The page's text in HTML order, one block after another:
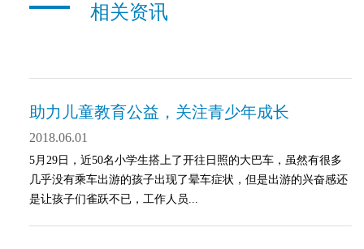
相关资讯
助力儿童教育公益，关注青少年成长
2018.06.01
5月29日，近50名小学生搭上了开往日照的大巴车，虽然有很多
几乎没有乘车出游的孩子出现了晕车症状，但是出游的兴奋感还
是让孩子们雀跃不已，工作人员...